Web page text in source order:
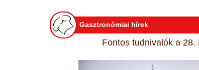
Gasztronómiai hírek
Fontos tudnivalók a